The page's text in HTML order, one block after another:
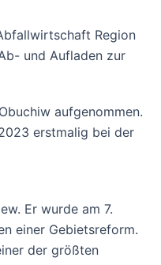
Region
und Aufladen zur
aufgenommen.
erstmalig bei der
Er wurde am 7.
einer Gebietsreform.
der größten